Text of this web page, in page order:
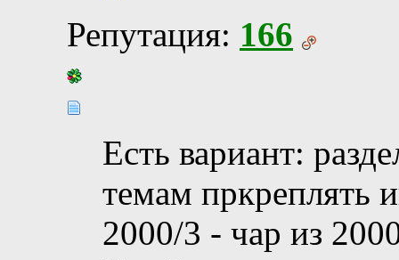
Репутация: 166
Есть вариант:
темам пркреплять
2000/3 - чар из